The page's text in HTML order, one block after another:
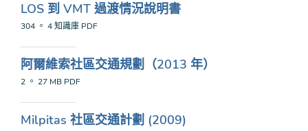
LOS 到 VMT 過渡情況說明書
304 。 4 知識庫 PDF
阿爾維索社區交通規劃（2013 年）
2 。 27 MB PDF
Milpitas 社區交通計劃 (2009)